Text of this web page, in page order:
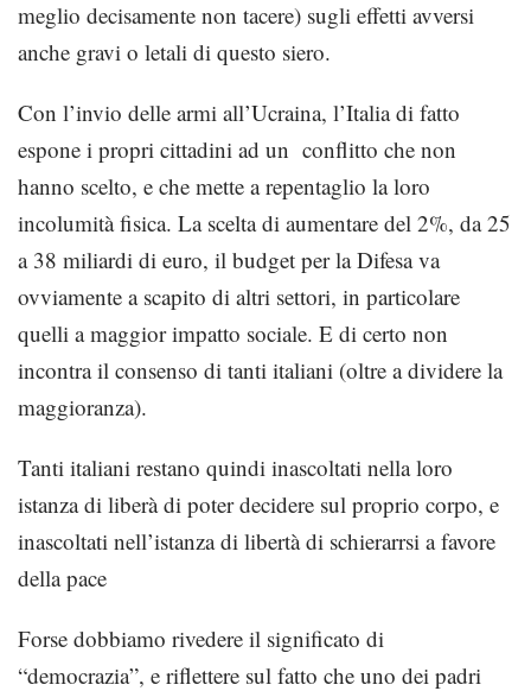
meglio decisamente non tacere) sugli effetti avversi
anche gravi o letali di questo siero.
Con l’invio delle armi all’Ucraina, l’Italia di fatto
espone i propri cittadini ad un conflitto che non
hanno scelto, e che mette a repentaglio la loro
incolumità fisica. La scelta di aumentare del 2%, da 25
a 38 miliardi di euro, il budget per la Difesa va
ovviamente a scapito di altri settori, in particolare
quelli a maggior impatto sociale. E di certo non
incontra il consenso di tanti italiani (oltre a dividere la
maggioranza).
Tanti italiani restano quindi inascoltati nella loro
istanza di liberà di poter decidere sul proprio corpo, e
inascoltati nell’istanza di libertà di schierarrsi a favore
della pace
Forse dobbiamo rivedere il significato di
“democrazia”, e riflettere sul fatto che uno dei padri